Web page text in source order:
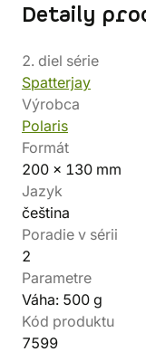
Detaily
2. diel série
Spatterjay
Výrobca
Polaris
Formát
200 x 130 mm
Jazyk
čeština
Poradie v sérii
2
Parametre
Váha: 500 g
Kód produktu
7599